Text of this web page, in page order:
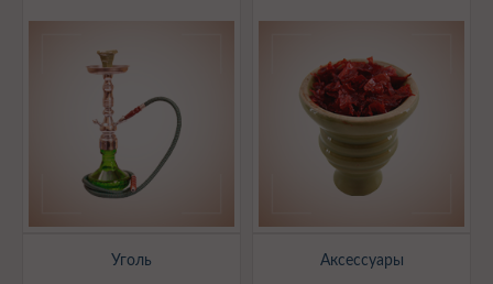
Уголь Аксессуары